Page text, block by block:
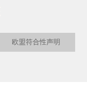
欧盟符合性声明